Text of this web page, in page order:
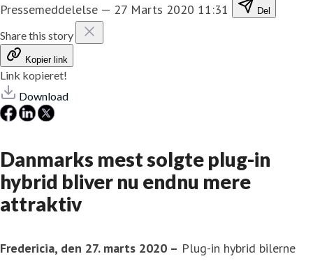
Pressemeddelelse — 27 Marts 2020 11:31 Del
Share this story
Kopier link
Link kopieret!
Download
Danmarks mest solgte plug-in
hybrid bliver nu endnu mere
attraktiv
Fredericia, den 27. marts 2020 – Plug-in hybrid bilerne